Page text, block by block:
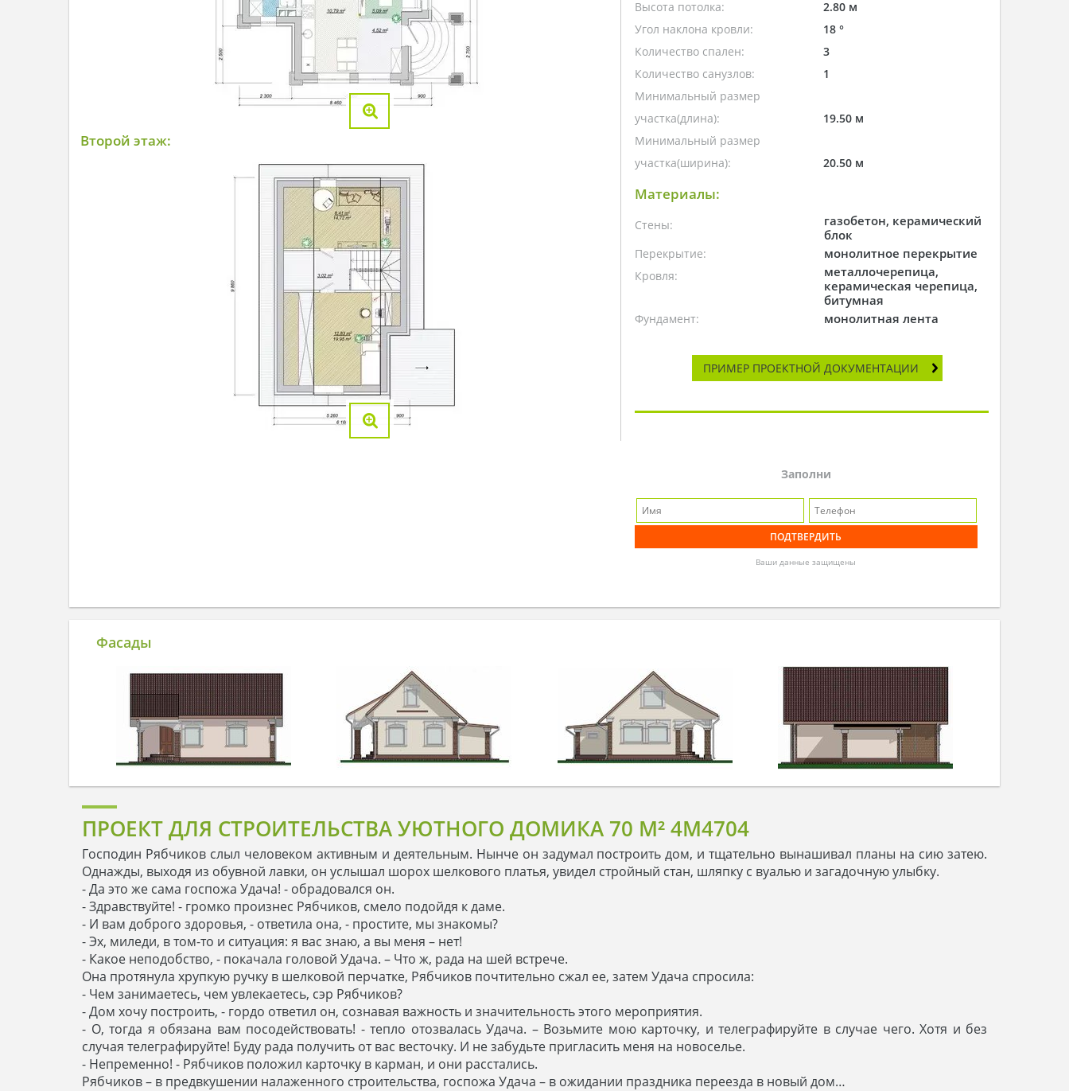
Второй этаж:
Высота потолка:
2.80 м
Угол наклона кровли:
18 °
Количество спален:
3
Количество санузлов:
1
Минимальный размер
участка(длина):
19.50 м
Минимальный размер
участка(ширина):
20.50 м
Материалы:
Стены:
газобетон, керамический
блок
Перекрытие: монолитное перекрытие
Кровля:
металлочерепица,
керамическая черепица,
битумная
Фундамент: монолитная лента
ПРИМЕР ПРОЕКТНОЙ ДОКУМЕНТАЦИИ
Заполни
Ваши данные защищены
Фасады
ПРОЕКТ ДЛЯ СТРОИТЕЛЬСТВА УЮТНОГО ДОМИКА 70 M² 4M4704
Господин Рябчиков слыл человеком активным и деятельным. Нынче он задумал построить дом, и тщательно вынашивал планы на сию затею.
Однажды, выходя из обувной лавки, он услышал шорох шелкового платья, увидел стройный стан, шляпку с вуалью и загадочную улыбку.
- Да это же сама госпожа Удача! - обрадовался он.
- Здравствуйте! - громко произнес Рябчиков, смело подойдя к даме.
- И вам доброго здоровья, - ответила она, - простите, мы знакомы?
- Эх, миледи, в том-то и ситуация: я вас знаю, а вы меня – нет!
- Какое неподобство, - покачала головой Удача. – Что ж, рада на шей встрече.
Она протянула хрупкую ручку в шелковой перчатке, Рябчиков почтительно сжал ее, затем Удача спросила:
- Чем занимаетесь, чем увлекаетесь, сэр Рябчиков?
- Дом хочу построить, - гордо ответил он, сознавая важность и значительность этого мероприятия.
- О, тогда я обязана вам посодействовать! - тепло отозвалась Удача. – Возьмите мою карточку, и телеграфируйте в случае чего. Хотя и без
случая телеграфируйте! Буду рада получить от вас весточку. И не забудьте пригласить меня на новоселье.
- Непременно! - Рябчиков положил карточку в карман, и они расстались.
Рябчиков – в предвкушении налаженного строительства, госпожа Удача – в ожидании праздника переезда в новый дом…